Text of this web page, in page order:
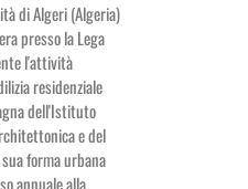
di Algeri (Algeria)
presso la Lega
l'attività
residenziale
dell'Istituto
e del
forma urbana
annuale alla